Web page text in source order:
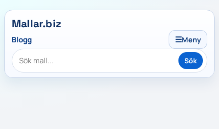
Mallar.biz
Blogg ☰Meny
Sök